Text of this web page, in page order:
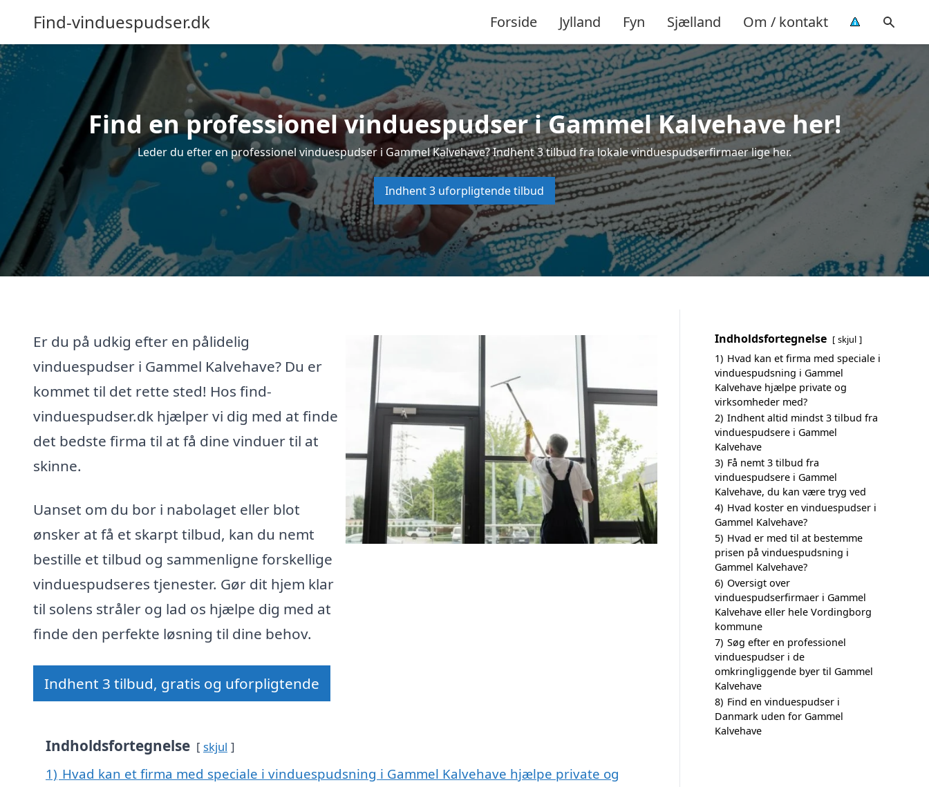
Find-vinduespudser.dk Forside Jylland Fyn Sjælland Om / kontakt
Find en professionel vinduespudser i Gammel Kalvehave her!
Leder du efter en professionel vinduespudser i Gammel Kalvehave? Indhent 3 tilbud fra lokale vinduespudserfirmaer lige her.
Indhent 3 uforpligtende tilbud
Er du på udkig efter en pålidelig
vinduespudser i Gammel Kalvehave? Du er
kommet til det rette sted! Hos find-
vinduespudser.dk hjælper vi dig med at finde
det bedste firma til at få dine vinduer til at
skinne.
Uanset om du bor i nabolaget eller blot
ønsker at få et skarpt tilbud, kan du nemt
bestille et tilbud og sammenligne forskellige
vinduespudseres tjenester. Gør dit hjem klar
til solens stråler og lad os hjælpe dig med at
finde den perfekte løsning til dine behov.
Indhent 3 tilbud, gratis og uforpligtende
Indholdsfortegnelse skjul
1) Hvad kan et firma med speciale i vinduespudsning i Gammel Kalvehave hjælpe private og
Indholdsfortegnelse skjul
1) Hvad kan et firma med speciale i
vinduespudsning i Gammel
Kalvehave hjælpe private og
virksomheder med?
2) Indhent altid mindst 3 tilbud fra
vinduespudsere i Gammel
Kalvehave
3) Få nemt 3 tilbud fra
vinduespudsere i Gammel
Kalvehave, du kan være tryg ved
4) Hvad koster en vinduespudser i
Gammel Kalvehave?
5) Hvad er med til at bestemme
prisen på vinduespudsning i
Gammel Kalvehave?
6) Oversigt over
vinduespudserfirmaer i Gammel
Kalvehave eller hele Vordingborg
kommune
7) Søg efter en professionel
vinduespudser i de
omkringliggende byer til Gammel
Kalvehave
8) Find en vinduespudser i
Danmark uden for Gammel
Kalvehave